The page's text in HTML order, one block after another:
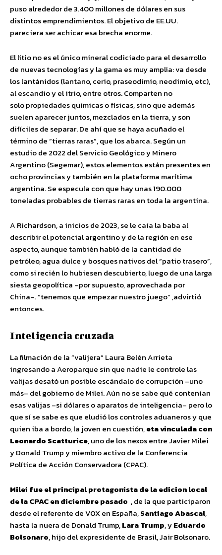
puso alrededor de 3.400 millones de dólares en sus
distintos emprendimientos. El objetivo de EE.UU.
pareciera ser achicar esa brecha enorme.
El litio no es el único mineral codiciado para el desarrollo
de nuevas tecnologías y la gama es muy amplia: va desde
los lantánidos (lantano, cerio, praseodimio, neodimio, etc),
al escandio y el itrio, entre otros. Comparten no
solo propiedades químicas o físicas, sino que además
suelen aparecer juntos, mezclados en la tierra, y son
difíciles de separar. De ahí que se haya acuñado el
término de “tierras raras”, que los abarca. Según un
estudio de 2022 del Servicio Geológico y Minero
Argentino (Segemar), estos elementos están presentes en
ocho provincias y también en la plataforma marítima
argentina. Se especula con que hay unas 190.000
toneladas probables de tierras raras en toda la argentina.
A Richardson, a inicios de 2023, se le caía la baba al
describir el potencial argentino y de la región en ese
aspecto, aunque también habló de la cantidad de
petróleo, agua dulce y bosques nativos del “patio trasero”,
como si recién lo hubiesen descubierto, luego de una larga
siesta geopolítica –por supuesto, aprovechada por
China–. “tenemos que empezar nuestro juego” ,advirtió
entonces.
Inteligencia cruzada
La filmación de la “valijera” Laura Belén Arrieta
ingresando a Aeroparque sin que nadie le controle las
valijas desató un posible escándalo de corrupción –uno
más– del gobierno de Milei. Aún no se sabe qué contenían
esas valijas –si dólares o aparatos de inteligencia– pero lo
que sí se sabe es que eludió los controles aduaneros y que
quien iba a bordo, la joven en cuestión,eta vinculada con
Leonardo Scatturice, uno de los nexos entre Javier Milei
y Donald Trump y miembro activo de la Conferencia
Política de Acción Conservadora (CPAC).
Milei fue el principal protagonista de la edicion local
de la CPAC en diciembre pasado , de la que participaron
desde el referente de VOX en España,Santiago Abascal,
hasta la nuera de Donald Trump,Lara Trump, yEduardo
Bolsonaro, hijo del expresidente de Brasil, Jair Bolsonaro.